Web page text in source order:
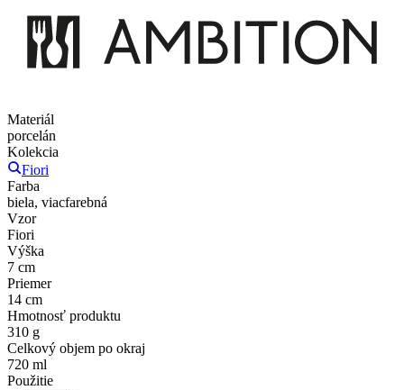
Materiál
porcelán
Kolekcia
Fiori
Farba
biela, viacfarebná
Vzor
Fiori
Výška
7 cm
Priemer
14 cm
Hmotnosť produktu
310 g
Celkový objem po okraj
720 ml
Použitie